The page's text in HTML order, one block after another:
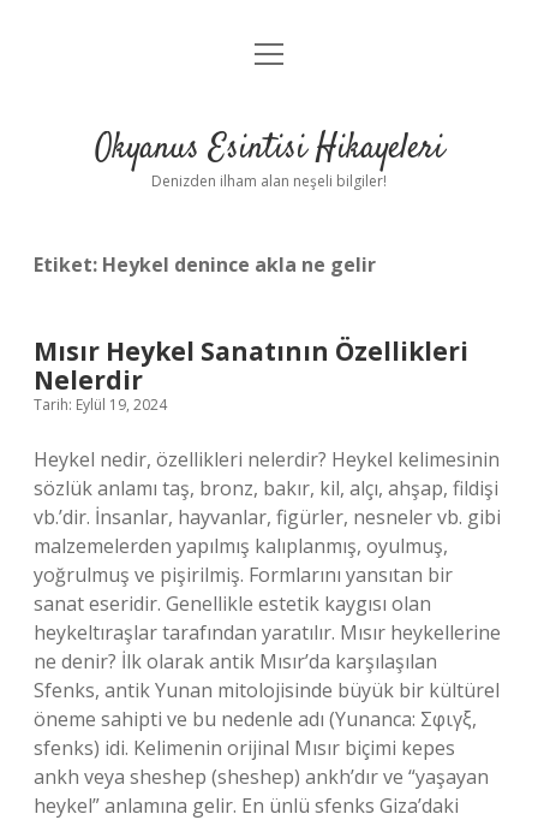
Anasayfa
Yasal Uyarı
menüyü
Okyanus Esintisi Hikayeleri
Denizden ilham alan neşeli bilgiler!
Etiket: Heykel denince akla ne gelir
Mısır Heykel Sanatının Özellikleri
Nelerdir
Tarih: Eylül 19, 2024
Heykel nedir, özellikleri nelerdir? Heykel kelimesinin
sözlük anlamı taş, bronz, bakır, kil, alçı, ahşap, fildişi
vb.’dir. İnsanlar, hayvanlar, figürler, nesneler vb. gibi
malzemelerden yapılmış kalıplanmış, oyulmuş,
yoğrulmuş ve pişirilmiş. Formlarını yansıtan bir
sanat eseridir. Genellikle estetik kaygısı olan
heykeltıraşlar tarafından yaratılır. Mısır heykellerine
ne denir? İlk olarak antik Mısır’da karşılaşılan
Sfenks, antik Yunan mitolojisinde büyük bir kültürel
öneme sahipti ve bu nedenle adı (Yunanca: Σφιγξ,
sfenks) idi. Kelimenin orijinal Mısır biçimi kepes
ankh veya sheshep (sheshep) ankh’dır ve “yaşayan
heykel” anlamına gelir. En ünlü sfenks Giza’daki